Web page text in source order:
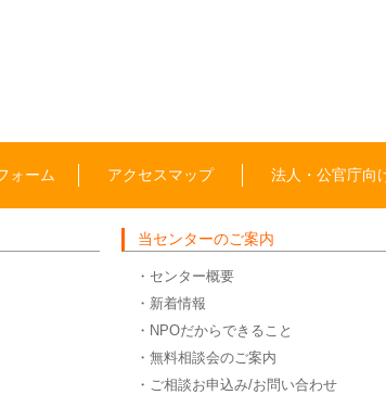
ォーム アクセスマップ 法人・公官庁向
当センターのご案内
・センター概要
・新着情報
・NPOだからできること
・無料相談会のご案内
・ご相談お申込み/お問い合わせ